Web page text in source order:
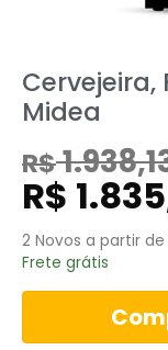
Cervejeira,
Midea
R$
R$
2 Novos a partir de
Frete grátis